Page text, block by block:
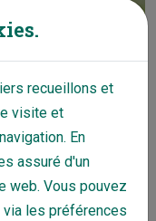
recueillons et
visite et
En
assuré d'un
web. Vous pouvez
les préférences